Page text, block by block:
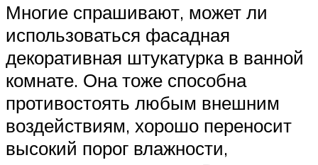
Многие спрашивают, может ли
использоваться фасадная
декоративная штукатурка в ванной
комнате. Она тоже способна
противостоять любым внешним
воздействиям, хорошо переносит
высокий порог влажности,